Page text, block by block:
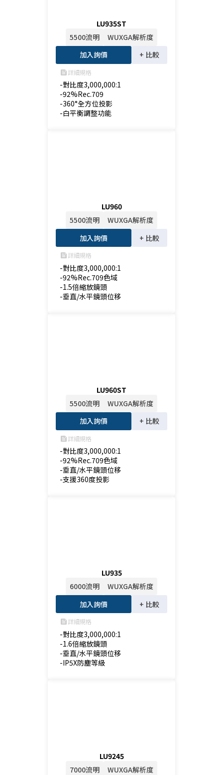
LU935ST
5500流明
WUXGA解析度
加入詢價
+ 比較
feed詳細規格
-對比度3,000,000:1
-92%Rec.709
-360°全方位投影
-白平衡調整功能
LU960
5500流明
WUXGA解析度
加入詢價
+ 比較
feed詳細規格
-對比度3,000,000:1
-92%Rec.709色域
-1.5倍縮放鏡頭
-垂直/水平鏡頭位移
LU960ST
5500流明
WUXGA解析度
加入詢價
+ 比較
feed詳細規格
-對比度3,000,000:1
-92%Rec.709色域
-垂直/水平鏡頭位移
-支援360度投影
LU935
6000流明
WUXGA解析度
加入詢價
+ 比較
feed詳細規格
-對比度3,000,000:1
-1.6倍縮放鏡頭
-垂直/水平鏡頭位移
-IP5X防塵等級
LU9245
7000流明
WUXGA解析度